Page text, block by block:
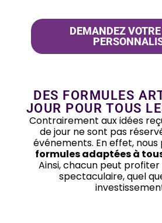
DEMANDEZ
DES FORMULES
JOUR POUR TOUS
Contrairement aux idées
de jour ne sont pas
événements. En effet,
formules adaptées à
Ainsi, chacun peut profiter
spectaculaire, quel